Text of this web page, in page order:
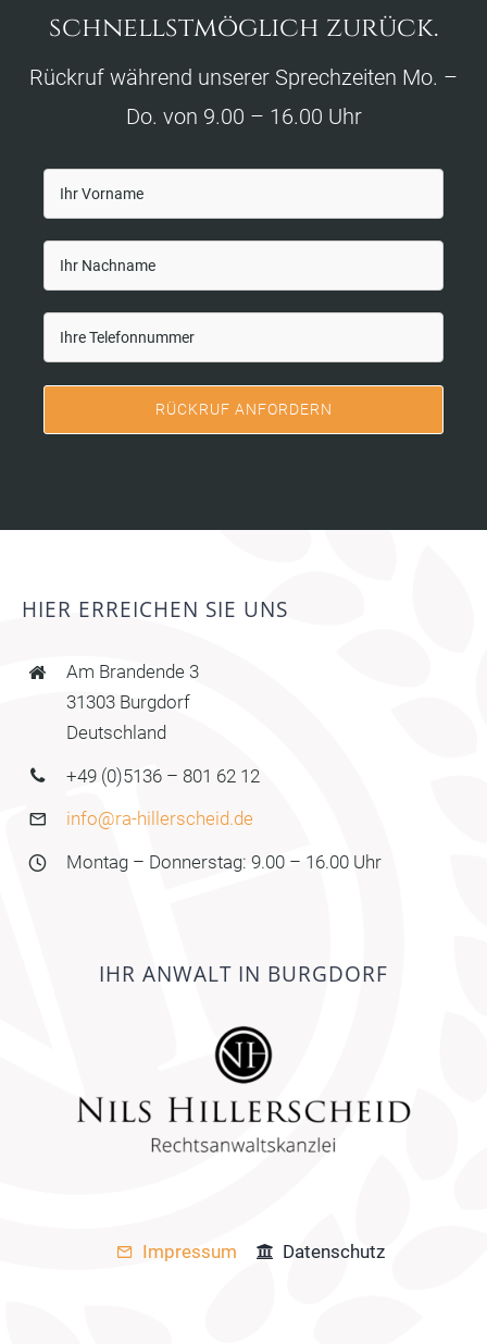
schnellstmöglich zurück.
Rückruf während unserer Sprechzeiten Mo. –
Do. von 9.00 – 16.00 Uhr
RÜCKRUF ANFORDERN
HIER ERREICHEN SIE UNS
Am Brandende 3
31303 Burgdorf
Deutschland
+49 (0)5136 – 801 62 12
info@ra-hillerscheid.de
Montag – Donnerstag: 9.00 – 16.00 Uhr
IHR ANWALT IN BURGDORF
Impressum Datenschutz